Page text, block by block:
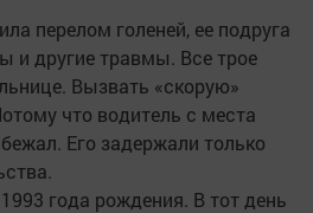
перелом голеней, ее подруга
и другие травмы. Все трое
Вызвать «скорую»
что водитель с места
Его задержали только
года рождения. В тот день